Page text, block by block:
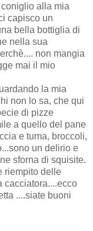
alla mia
capisco un
bella bottiglia di
nella sua
non mangia
mai il mio
la mia
non lo sa, che qui
di pizze
a quello del pane
e tuma, broccoli,
un delirio e
sforna di squisite.
riempito delle
cacciatora....ecco
....siate buoni